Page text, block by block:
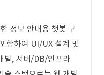
정보 안내용 챗봇 구
함하여 UI/UX 설계 및
발, 서버/DB/인프라